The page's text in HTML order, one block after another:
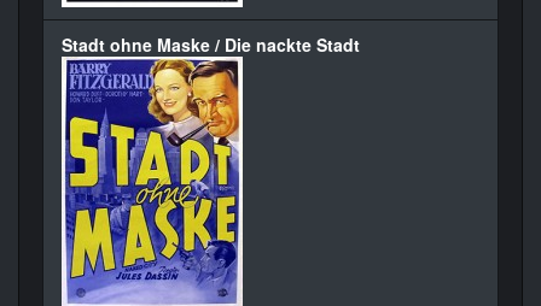
Stadt ohne Maske / Die nackte Stadt